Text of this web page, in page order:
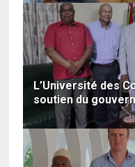
L’Université des
soutien du